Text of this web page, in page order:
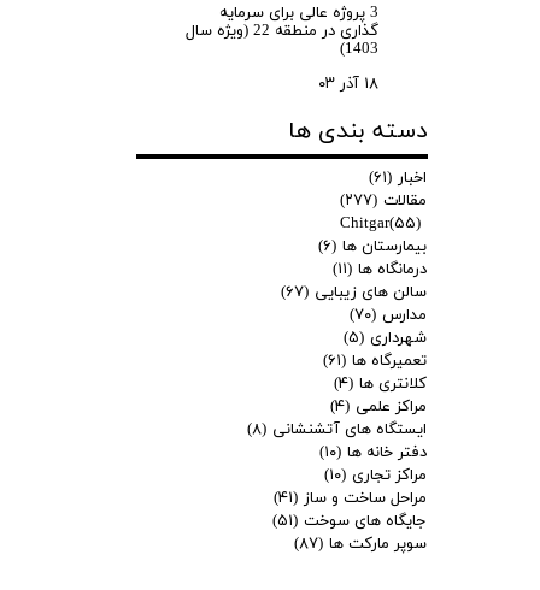
3 پروژه عالی برای سرمایه
گذاری در منطقه 22 (ویژه سال
1403)
۱۸ آذر ۰۳
دسته بندی ها
اخبار (۶۱)
مقالات (۲۷۷)
Chitgar(۵۵)
بیمارستان ها (۶)
درمانگاه ها (۱۱)
سالن های زیبایی (۶۷)
مدارس (۷۰)
شهرداری (۵)
تعمیرگاه ها (۶۱)
کلانتری ها (۴)
مراکز علمی (۴)
ایستگاه های آتشنشانی (۸)
دفتر خانه ها (۱۰)
مراکز تجاری (۱۰)
مراحل ساخت و ساز (۴۱)
جایگاه های سوخت (۵۱)
سوپر مارکت ها (۸۷)